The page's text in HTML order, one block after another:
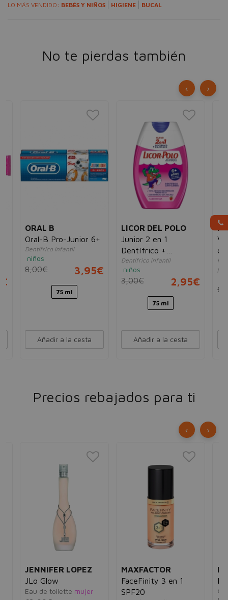
LO MÁS VENDIDO: BEBÉS Y NIÑOS HIGIENE BUCAL
No te pierdas también
ORAL B
Oral-B Pro-Junior 6+
Dentífrico infantil
niños
8,00€ 3,95€
75 ml
Añadir a la cesta
LICOR DEL POLO
Junior 2 en 1
Dentífrico +
Enjuague Fresa
Dentífrico infantil
niños
3,00€ 2,95€
75 ml
Añadir a la cesta
‹ ›
Precios rebajados para ti
JENNIFER LOPEZ
JLo Glow
Eau de toilette mujer
MAXFACTOR
FaceFinity 3 en 1
SPF20
‹ ›